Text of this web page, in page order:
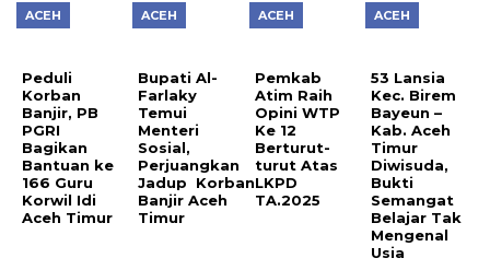
ACEH
Peduli
Korban
Banjir, PB
PGRI
Bagikan
Bantuan ke
166 Guru
Korwil Idi
Aceh Timur
ACEH
Bupati Al-
Farlaky
Temui
Menteri
Sosial,
Perjuangkan
Jadup Korban
Banjir Aceh
Timur
ACEH
Pemkab
Atim Raih
Opini WTP
Ke 12
Berturut-
turut Atas
LKPD
TA.2025
ACEH
53 Lansia
Kec. Birem
Bayeun –
Kab. Aceh
Timur
Diwisuda,
Bukti
Semangat
Belajar Tak
Mengenal
Usia